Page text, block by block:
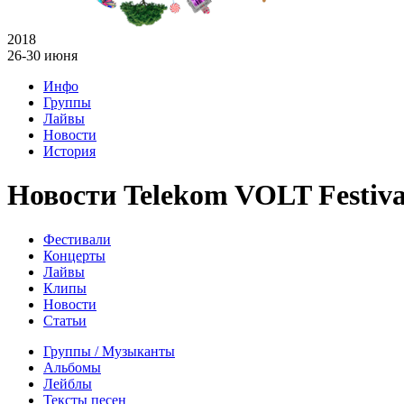
2018
26-30 июня
Инфо
Группы
Лайвы
Новости
История
Новости Telekom VOLT
Фестивали
Концерты
Лайвы
Клипы
Новости
Статьи
Группы / Музыканты
Альбомы
Лейблы
Тексты песен